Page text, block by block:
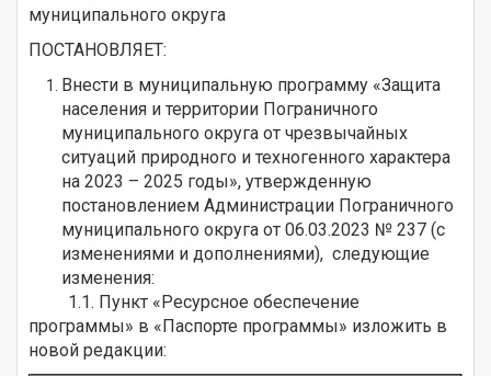
муниципального округа
ПОСТАНОВЛЯЕТ:
Внести в муниципальную программу «Защита
населения и территории Пограничного
муниципального округа от чрезвычайных
ситуаций природного и техногенного характера
на 2023 – 2025 годы», утвержденную
постановлением Администрации Пограничного
муниципального округа от 06.03.2023 № 237 (с
изменениями и дополнениями), следующие
изменения:
1.1. Пункт «Ресурсное обеспечение
программы» в «Паспорте программы» изложить в
новой редакции: